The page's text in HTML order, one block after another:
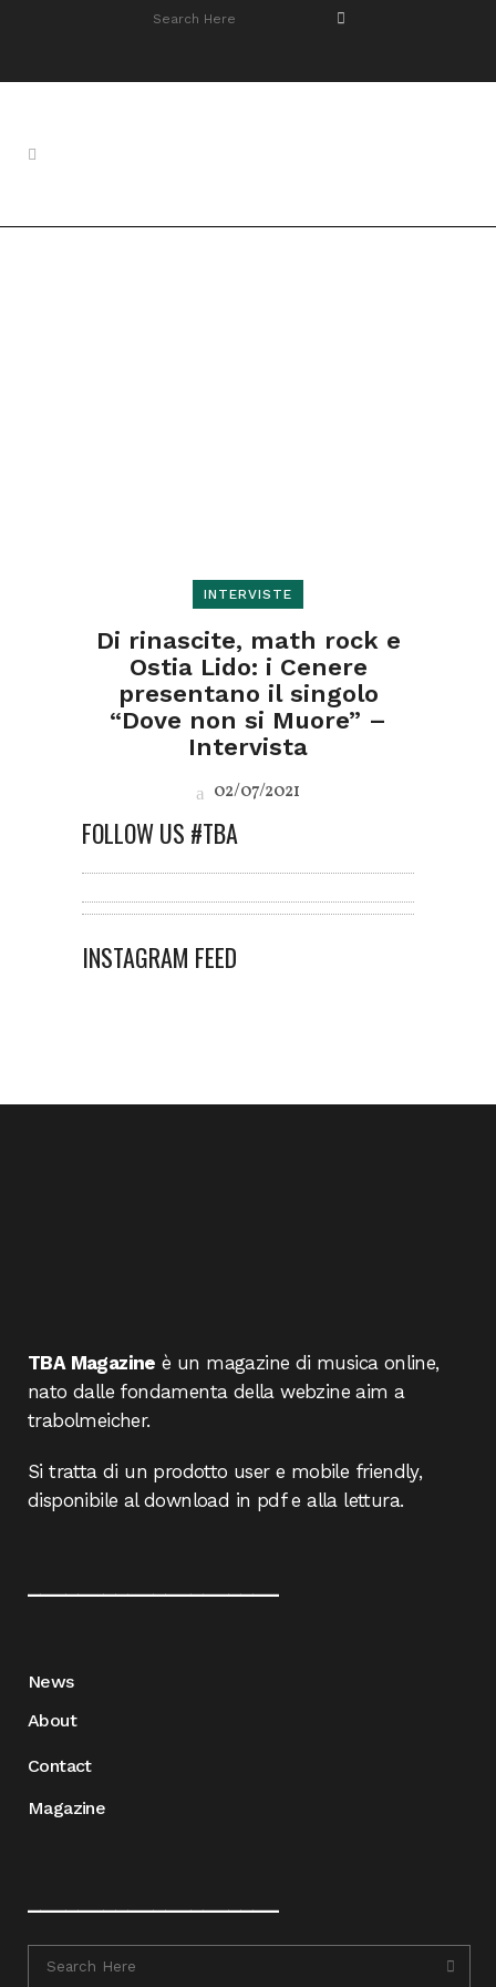
INTERVISTE
Di rinascite, math rock e
Ostia Lido: i Cenere
presentano il singolo
“Dove non si Muore” –
Intervista
02/07/2021
FOLLOW US #TBA
INSTAGRAM FEED
TBA Magazine è un magazine di musica online,
nato dalle fondamenta della webzine aim a
trabolmeicher.
Si tratta di un prodotto user e mobile friendly,
disponibile al download in pdf e alla lettura.
News
About
Contact
Magazine